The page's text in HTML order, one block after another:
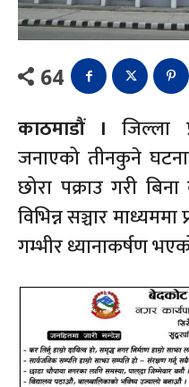
64
काठमाडौं । जिल्ला
जनाएको तीनकुने
छोरा पक्राउ गरी
विभिन्न सञ्चार
गम्भीर ध्यानाकर्षण